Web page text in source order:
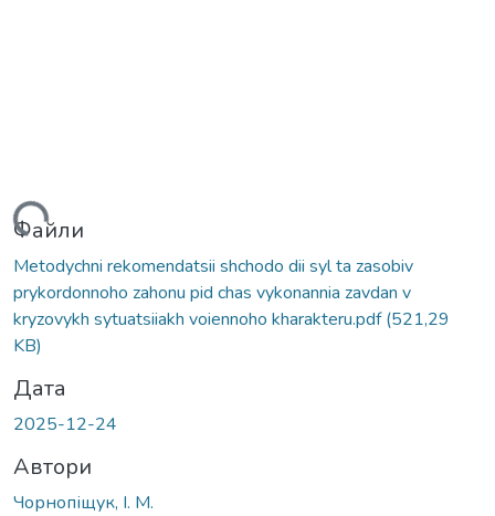
Файли
Metodychni rekomendatsii shchodo dii syl ta zasobiv
prykordonnoho zahonu pid chas vykonannia zavdan v
kryzovykh sytuatsiiakh voiennoho kharakteru.pdf(521,29
KB)
Дата
2025-12-24
Автори
Чорнопіщук, І. М.